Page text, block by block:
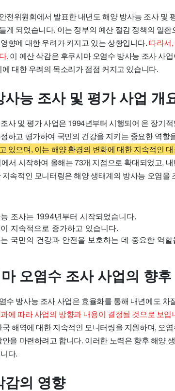
전위원회에서 발표한 내년도 해양 방사능 조사 및
게 되었습니다. 이는 정부의 예산 절감 정책의 일
향에 대한 우려가 커지고 있는 상황입니다. 따라서
. 이 예산 삭감은 후쿠시마 오염수 방사능 조사 사
에 대한 우려의 목소리가 점점 커지고 있습니다.
사능 조사 및 평가 사업 개
사 및 평가 사업은 1994년부터 시행되어 온 장기
하고 평가하여 국민의 건강을 지키는 중요한 역할
있으며, 이는 해양 환경의 변화에 대한 지속적인
서 시작하여 올해는 73개 지점으로 확대되었고,
지속적인 모니터링은 해양 생태계의 방사능 오염을
조사는 1994년부터 시작되었습니다.
지속적으로 증가하고 있습니다.
국민의 건강과 안전을 보호하는 데 중요한 역할
오염수 조사 사업의 향후
수 방사능 조사 사업은 효율화를 통해 내년에도 차
에 따라 사업의 방향과 내용이 결정될 것으로 보입
해역에 대한 지속적인 모니터링을 지원하며, 오
안을 마련하려고 합니다. 이러한 노력은 향후 해양
다.
감의 영향